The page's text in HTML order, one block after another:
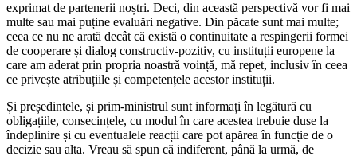
exprimat de partenerii noștri. Deci, din această perspectivă vor fi mai
multe sau mai puține evaluări negative. Din păcate sunt mai multe;
ceea ce nu ne arată decât că există o continuitate a respingerii formei
de cooperare și dialog constructiv-pozitiv, cu instituții europene la
care am aderat prin propria noastră voință, mă repet, inclusiv în ceea
ce privește atribuțiile și competențele acestor instituții.
Și președintele, și prim-ministrul sunt informați în legătură cu
obligațiile, consecințele, cu modul în care acestea trebuie duse la
îndeplinire și cu eventualele reacții care pot apărea în funcție de o
decizie sau alta. Vreau să spun că indiferent, până la urmă, de